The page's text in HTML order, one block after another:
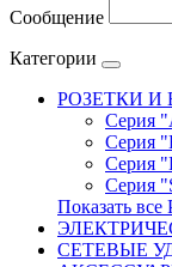
Сообщение
Категории
РОЗЕТКИ
Серия
Серия
Серия
Серия
Показать
СЕТЕВЫЕ